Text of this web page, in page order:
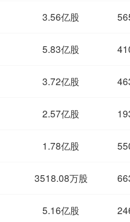
3.56亿股
5.83亿股
3.72亿股
2.57亿股
1.78亿股
3518.08万股
5.16亿股